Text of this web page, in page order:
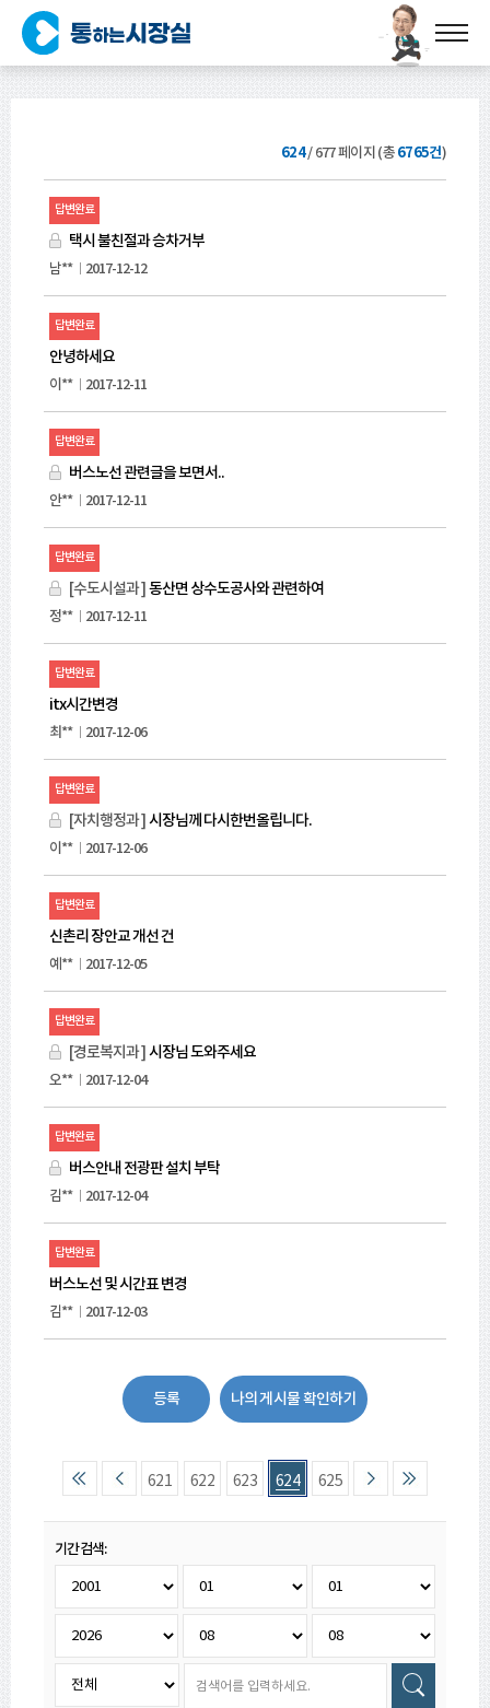
624/677페이지 (총6765건)
안
니
답변완료
택시 불친절과 승차거부
남** 2017-12-12
답변완료
안녕하세요
이** 2017-12-11
답변완료
버스노선 관련글을 보면서..
안** 2017-12-11
답변완료
[수도시설과 ]동산면 상수도공사와 관련하여
정** 2017-12-11
답변완료
itx시간변경
최** 2017-12-06
답변완료
[자치행정과 ]시장님께 다시한번올립니다.
이** 2017-12-06
답변완료
신촌리 장안교 개선 건
예** 2017-12-05
답변완료
[경로복지과 ]시장님 도와주세요
오** 2017-12-04
답변완료
버스안내 전광판 설치 부탁
김** 2017-12-04
답변완료
버스노선 및 시간표 변경
김** 2017-12-03
등록 나의 게시물 확인하기
621 622 623 624 625
기간검색: